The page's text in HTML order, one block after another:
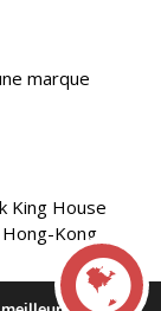
marque
King House
Kong